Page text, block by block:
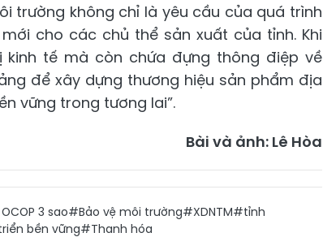
trường không chỉ là yêu cầu của quá trình
cho các chủ thể sản xuất của tỉnh. Khi
kinh tế mà còn chứa đựng thông điệp về
để xây dựng thương hiệu sản phẩm địa
vững trong tương lai”.
Bài và ảnh: Lê Hòa
3 sao#Bảo vệ môi trường#XDNTM#tỉnh
bền vững#Thanh hóa